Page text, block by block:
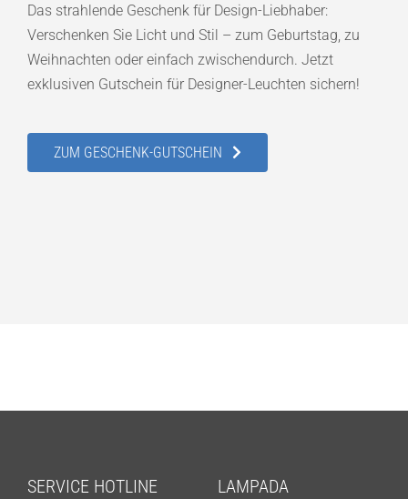
Das strahlende Geschenk für Design-Liebhaber:
Verschenken Sie Licht und Stil – zum Geburtstag, zu
Weihnachten oder einfach zwischendurch. Jetzt
exklusiven Gutschein für Designer-Leuchten sichern!
ZUM GESCHENK-GUTSCHEIN
SERVICE HOTLINE LAMPADA